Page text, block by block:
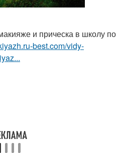
и прическа в школу по
best.com/vidy-